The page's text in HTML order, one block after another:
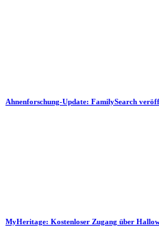
Ahnenforschung-Update: FamilySearch
MyHeritage: Kostenloser Zugang über